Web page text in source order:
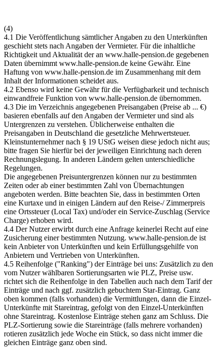
(4)
4.1 Die Veröffentlichung sämtlicher Angaben zu den Unterkünften
geschieht stets nach Angaben der Vermieter. Für die inhaltliche
Richtigkeit und Aktualität der an www.halle-pension.de gegebenen
Daten übernimmt www.halle-pension.de keine Gewähr. Eine
Haftung von www.halle-pension.de im Zusammenhang mit dem
Inhalt der Informationen scheidet aus.
4.2 Ebenso wird keine Gewähr für die Verfügbarkeit und technisch
einwandfreie Funktion von www.halle-pension.de übernommen.
4.3 Die im Verzeichnis angegebenen Preisangaben (Preise ab ... €)
basieren ebenfalls auf den Angaben der Vermieter und sind als
Untergrenzen zu verstehen. Üblicherweise enthalten die
Preisangaben in Deutschland die gesetzliche Mehrwertsteuer.
Kleinstunternehmer nach § 19 UStG weisen diese jedoch nicht aus;
bitte fragen Sie hierfür bei der jeweiligen Einrichtung nach deren
Rechnungslegung. In anderen Ländern gelten unterschiedliche
Regelungen.
Die angegebenen Preisuntergrenzen können nur zu bestimmten
Zeiten oder ab einer bestimmten Zahl von Übernachtungen
angeboten werden. Bitte beachten Sie, dass in bestimmten Orten
eine Kurtaxe und in einigen Ländern auf den Reise-/ Zimmerpreis
eine Ortssteuer (Local Tax) und/oder ein Service-Zuschlag (Service
Charge) erhoben wird.
4.4 Der Nutzer erwirbt durch eine Anfrage keinerlei Recht auf eine
Zusicherung einer bestimmten Nutzung. www.halle-pension.de ist
kein Anbieter von Unterkünften und kein Erfüllungsgehilfe von
Anbietern und Vertrieben von Unterkünften.
4.5 Reihenfolge ("Ranking") der Einträge bei uns: Zusätzlich zu den
vom Nutzer wählbaren Sortierungsarten wie PLZ, Preise usw.
richtet sich die Reihenfolge in den Tabellen auch nach dem Tarif der
Einträge und nach ggf. zusätzlich gebuchtem Star-Eintrag. Ganz
oben kommen (falls vorhanden) die Vermittlungen, dann die Einzel-
Unterkünfte mit Stareintrag, gefolgt von den Einzel-Unterkünften
ohne Stareintrag. Kostenlose Einträge stehen ganz am Schluss. Die
PLZ-Sortierung sowie die Stareinträge (falls mehrere vorhanden)
rotieren zusätzlich jede Woche ein Stück, so dass nicht immer die
gleichen Einträge ganz oben sind.